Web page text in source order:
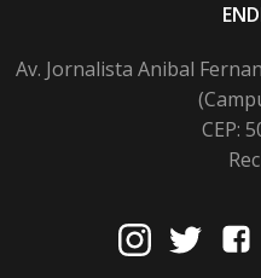
Av. Jornalista Anibal
CEP: